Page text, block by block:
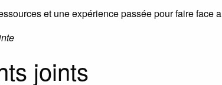
et une expérience passée pour faire face
joints